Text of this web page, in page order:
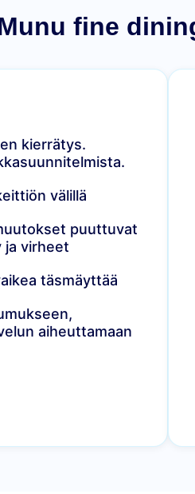
fine
kierrätys.
välillä
puuttuvat
ja virheet
täsmäyttää
aiheuttamaan